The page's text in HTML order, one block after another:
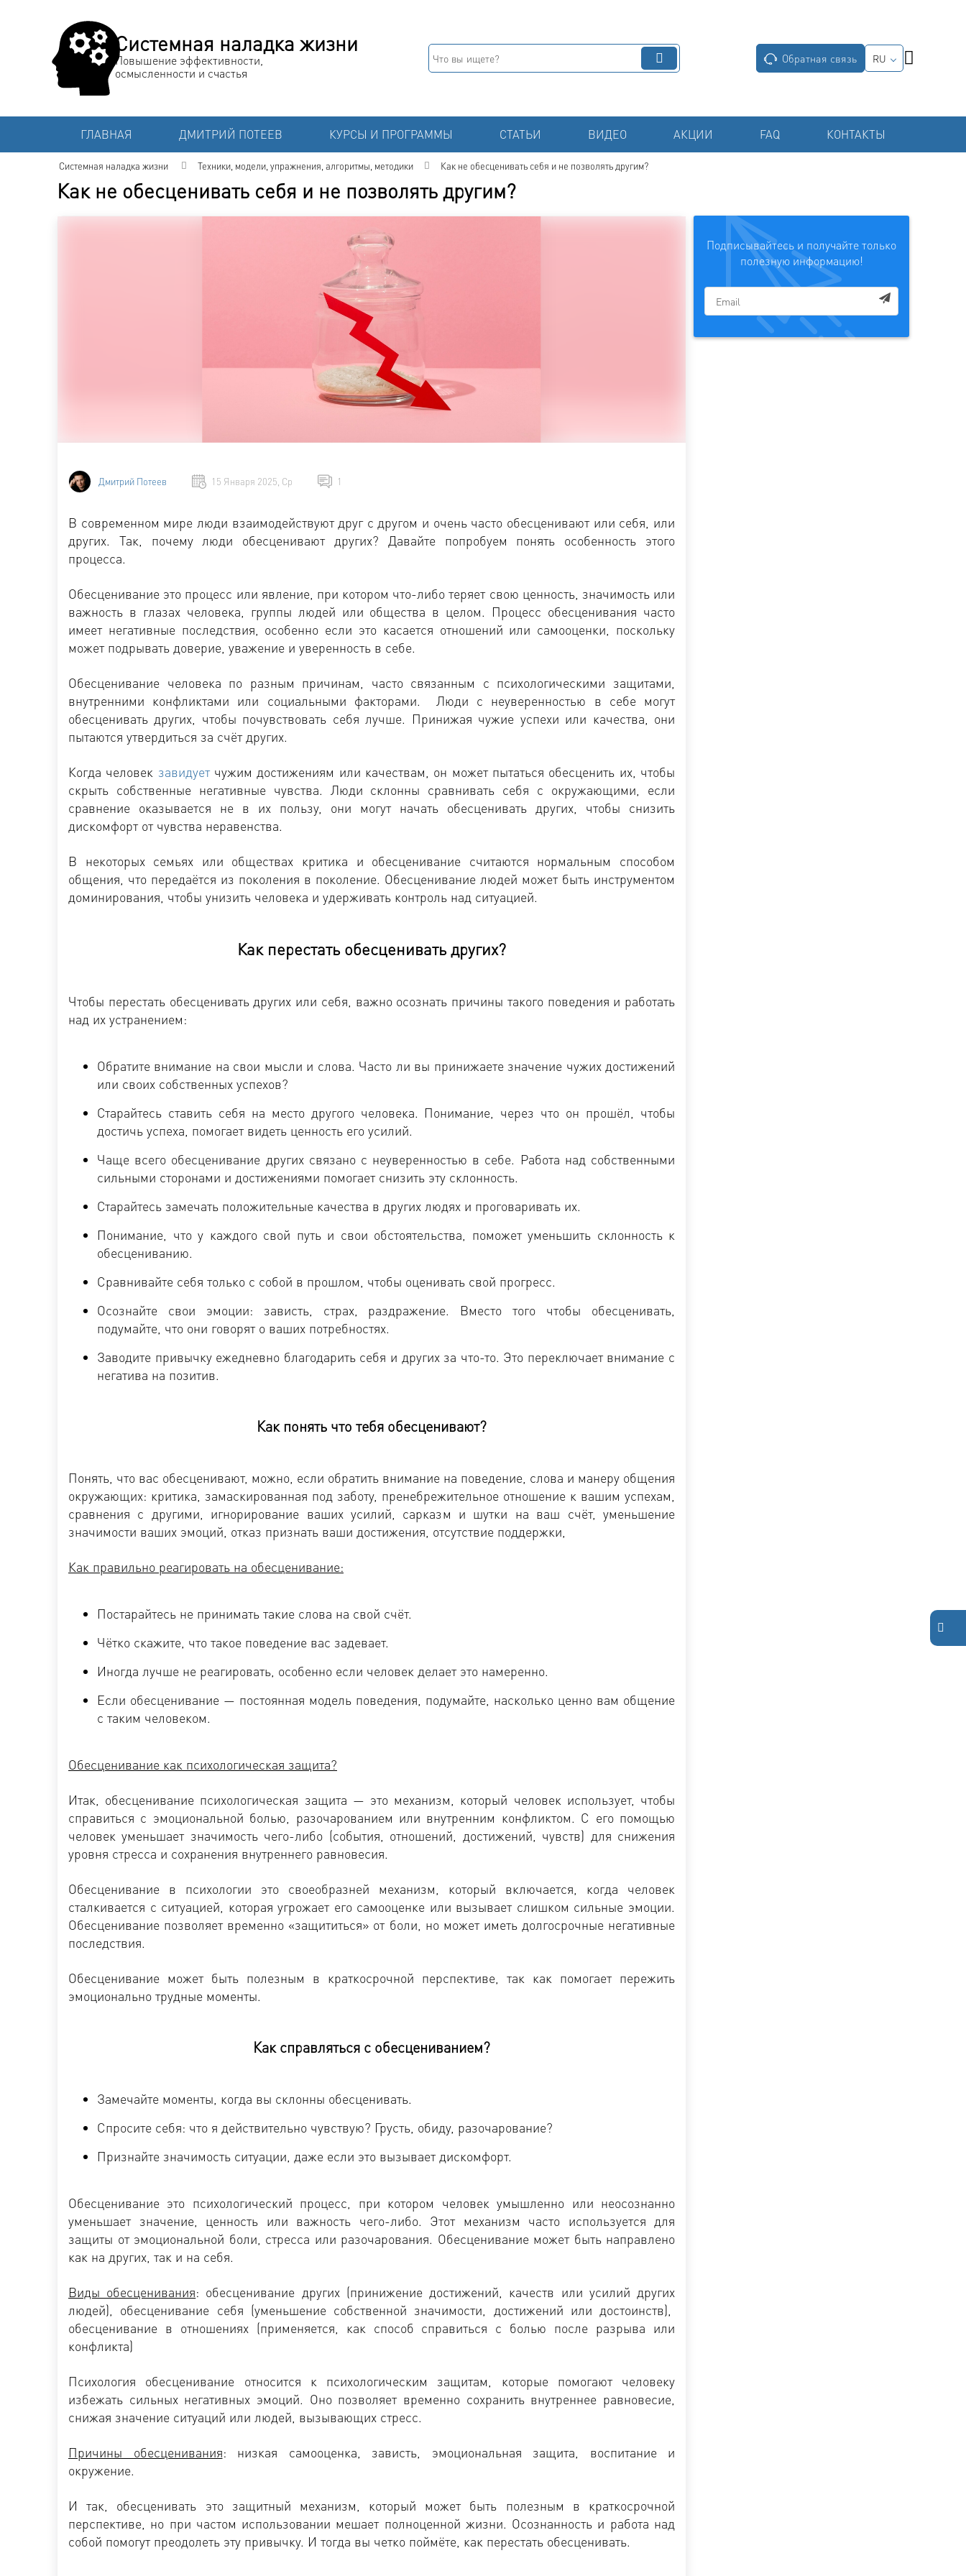
Системная наладка жизни
Повышение эффективности,
осмысленности и счастья
Обратная связь RU
ГЛАВНАЯ ДМИТРИЙ ПОТЕЕВ КУРСЫ И ПРОГРАММЫ СТАТЬИ ВИДЕО АКЦИИ FAQ КОНТАКТЫ
Системная наладка жизни Техники, модели, упражнения, алгоритмы, методики Как не обесценивать себя и не позволять другим?
Как не обесценивать себя и не позволять другим?
Подписывайтесь и получайте только
полезную информацию!
Дмитрий Потеев 15 Января 2025, Ср 1
В современном мире люди взаимодействуют друг с другом и очень часто обесценивают или себя, или
других. Так, почему люди обесценивают других? Давайте попробуем понять особенность этого
процесса.
Обесценивание это процесс или явление, при котором что-либо теряет свою ценность, значимость или
важность в глазах человека, группы людей или общества в целом. Процесс обесценивания часто
имеет негативные последствия, особенно если это касается отношений или самооценки, поскольку
может подрывать доверие, уважение и уверенность в себе.
Обесценивание человека по разным причинам, часто связанным с психологическими защитами,
внутренними конфликтами или социальными факторами. Люди с неуверенностью в себе могут
обесценивать других, чтобы почувствовать себя лучше. Принижая чужие успехи или качества, они
пытаются утвердиться за счёт других.
Когда человек завидуетчужим достижениям или качествам, он может пытаться обесценить их, чтобы
скрыть собственные негативные чувства. Люди склонны сравнивать себя с окружающими, если
сравнение оказывается не в их пользу, они могут начать обесценивать других, чтобы снизить
дискомфорт от чувства неравенства.
В некоторых семьях или обществах критика и обесценивание считаются нормальным способом
общения, что передаётся из поколения в поколение. Обесценивание людей может быть инструментом
доминирования, чтобы унизить человека и удерживать контроль над ситуацией.
Как перестать обесценивать других?
Чтобы перестать обесценивать других или себя, важно осознать причины такого поведения и работать
над их устранением:
Обратите внимание на свои мысли и слова. Часто ли вы принижаете значение чужих достижений
или своих собственных успехов?
Старайтесь ставить себя на место другого человека. Понимание, через что он прошёл, чтобы
достичь успеха, помогает видеть ценность его усилий.
Чаще всего обесценивание других связано с неуверенностью в себе. Работа над собственными
сильными сторонами и достижениями помогает снизить эту склонность.
Старайтесь замечать положительные качества в других людях и проговаривать их.
Понимание, что у каждого свой путь и свои обстоятельства, поможет уменьшить склонность к
обесцениванию.
Сравнивайте себя только с собой в прошлом, чтобы оценивать свой прогресс.
Осознайте свои эмоции: зависть, страх, раздражение. Вместо того чтобы обесценивать,
подумайте, что они говорят о ваших потребностях.
Заводите привычку ежедневно благодарить себя и других за что-то. Это переключает внимание с
негатива на позитив.
Как понять что тебя обесценивают?
Понять, что вас обесценивают, можно, если обратить внимание на поведение, слова и манеру общения
окружающих: критика, замаскированная под заботу, пренебрежительное отношение к вашим успехам,
сравнения с другими, игнорирование ваших усилий, сарказм и шутки на ваш счёт, уменьшение
значимости ваших эмоций, отказ признать ваши достижения, отсутствие поддержки,
Как правильно реагировать на обесценивание:
Постарайтесь не принимать такие слова на свой счёт.
Чётко скажите, что такое поведение вас задевает.
Иногда лучше не реагировать, особенно если человек делает это намеренно.
Если обесценивание — постоянная модель поведения, подумайте, насколько ценно вам общение
с таким человеком.
Обесценивание как психологическая защита?
Итак, обесценивание психологическая защита — это механизм, который человек использует, чтобы
справиться с эмоциональной болью, разочарованием или внутренним конфликтом. С его помощью
человек уменьшает значимость чего-либо (события, отношений, достижений, чувств) для снижения
уровня стресса и сохранения внутреннего равновесия.
Обесценивание в психологии это своеобразней механизм, который включается, когда человек
сталкивается с ситуацией, которая угрожает его самооценке или вызывает слишком сильные эмоции.
Обесценивание позволяет временно «защититься» от боли, но может иметь долгосрочные негативные
последствия.
Обесценивание может быть полезным в краткосрочной перспективе, так как помогает пережить
эмоционально трудные моменты.
Как справляться с обесцениванием?
Замечайте моменты, когда вы склонны обесценивать.
Спросите себя: что я действительно чувствую? Грусть, обиду, разочарование?
Признайте значимость ситуации, даже если это вызывает дискомфорт.
Обесценивание это психологический процесс, при котором человек умышленно или неосознанно
уменьшает значение, ценность или важность чего-либо. Этот механизм часто используется для
защиты от эмоциональной боли, стресса или разочарования. Обесценивание может быть направлено
как на других, так и на себя.
Виды обесценивания: обесценивание других (принижение достижений, качеств или усилий других
людей), обесценивание себя (уменьшение собственной значимости, достижений или достоинств),
обесценивание в отношениях (применяется, как способ справиться с болью после разрыва или
конфликта)
Психология обесценивание относится к психологическим защитам, которые помогают человеку
избежать сильных негативных эмоций. Оно позволяет временно сохранить внутреннее равновесие,
снижая значение ситуаций или людей, вызывающих стресс.
Причины обесценивания: низкая самооценка, зависть, эмоциональная защита, воспитание и
окружение.
И так, обесценивать это защитный механизм, который может быть полезным в краткосрочной
перспективе, но при частом использовании мешает полноценной жизни. Осознанность и работа над
собой помогут преодолеть эту привычку. И тогда вы четко поймёте, как перестать обесценивать.